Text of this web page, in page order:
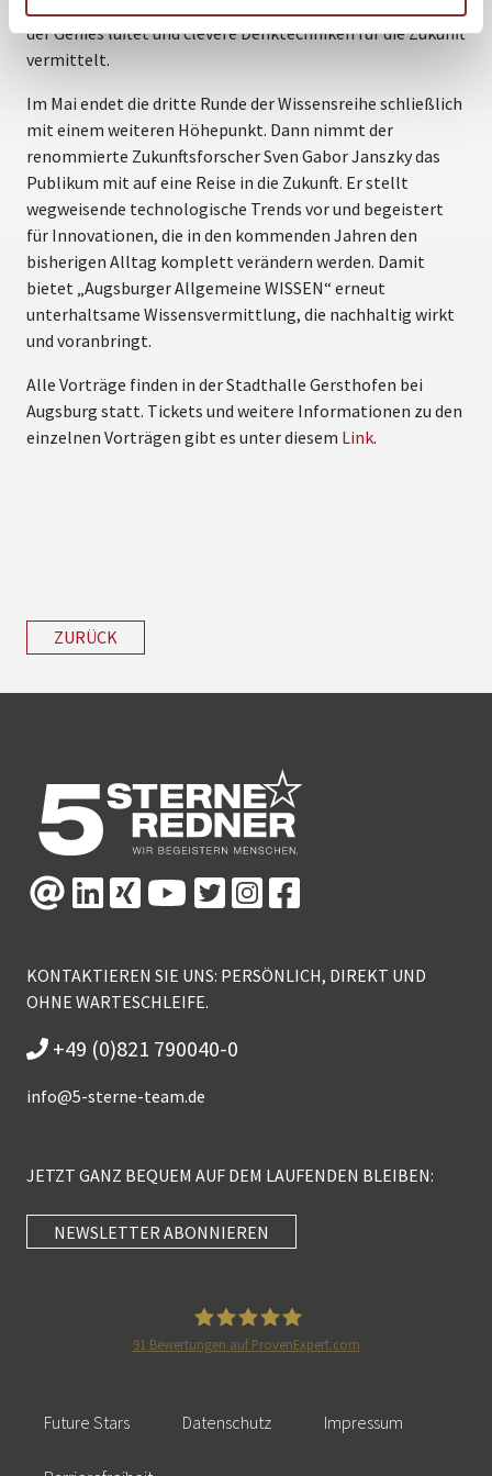
der Genies lüftet und clevere Denktechniken für die Zukunft
vermittelt.
Im Mai endet die dritte Runde der Wissensreihe schließlich
mit einem weiteren Höhepunkt. Dann nimmt der
renommierte Zukunftsforscher Sven Gabor Janszky das
Publikum mit auf eine Reise in die Zukunft. Er stellt
wegweisende technologische Trends vor und begeistert
für Innovationen, die in den kommenden Jahren den
bisherigen Alltag komplett verändern werden. Damit
bietet „Augsburger Allgemeine WISSEN“ erneut
unterhaltsame Wissensvermittlung, die nachhaltig wirkt
und voranbringt.
Alle Vorträge finden in der Stadthalle Gersthofen bei
Augsburg statt. Tickets und weitere Informationen zu den
einzelnen Vorträgen gibt es unter diesem Link.
ZURÜCK
KONTAKTIEREN SIE UNS: PERSÖNLICH, DIREKT UND
OHNE WARTESCHLEIFE.
+49 (0)821 790040-0
info@5-sterne-team.de
JETZT GANZ BEQUEM AUF DEM LAUFENDEN BLEIBEN:
NEWSLETTER ABONNIEREN
91 Bewertungen auf ProvenExpert.com
Future Stars Datenschutz Impressum
SEHR GUT